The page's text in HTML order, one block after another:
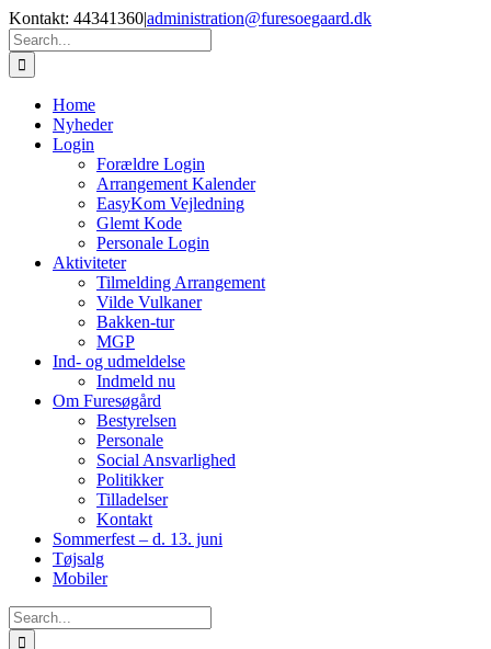
Skip
to
content
Kontakt: 44341360|administration@furesoegaard.dk
Search
for:
Home
Nyheder
Login
Forældre Login
Arrangement Kalender
EasyKom Vejledning
Glemt Kode
Personale Login
Aktiviteter
Tilmelding Arrangement
Vilde Vulkaner
Bakken-tur
MGP
Ind- og udmeldelse
Indmeld nu
Om Furesøgård
Bestyrelsen
Personale
Social Ansvarlighed
Politikker
Tilladelser
Kontakt
Sommerfest – d. 13. juni
Tøjsalg
Mobiler
Search
for: